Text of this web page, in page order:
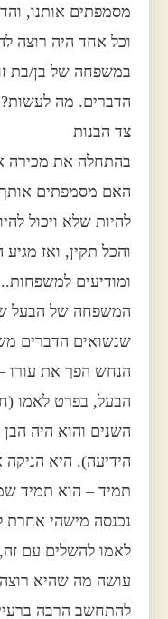
מסמפתים אותנו,
וכל אחד היה רוצה
במשפחה של בן/בת
הדברים. מה
צד הבנות
בהתחלה את מכירה
האם מסמפתים אותך,
להיות שלא ויכול
והכל תקין, ואז
ומודיעים
המשפחה של הבעל
שנשואים הדברים
הנחש הפך את עורו
הבעל, בפרט לאמו
השנים והוא היה
הידיעה). היא הניקה
תמיד – הוא תמיד
נכנסה מישהי אחרת
לאמו להשלים עם
עושה מה שהיא
להתחשב הרבה